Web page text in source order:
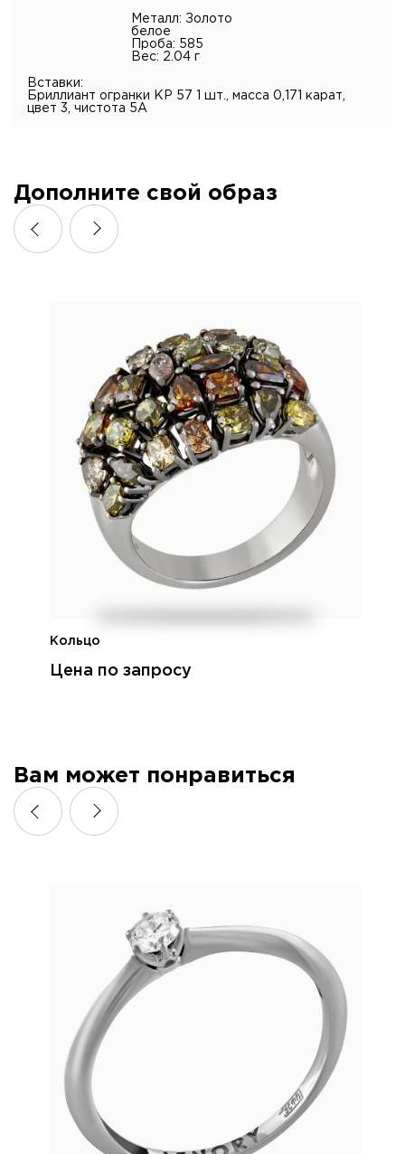
Металл: Золото
белое
Проба: 585
Вес: 2.04 г
Вставки:
Бриллиант огранки КР 57 1 шт., масса 0,171 карат,
цвет 3, чистота 5А
Дополните свой образ
Кольцо
Цена по запросу
Вам может понравиться